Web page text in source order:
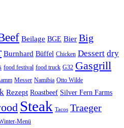
Beilage BGE Bier Big
Burnhard Büffel Chicken Dessert dry
food festival food truck G32 Gasgrill
Messer Namibia Otto Wilde
Rezept Roastbeef Silver Fern Farms
Steak Tacos Traeger
Menü